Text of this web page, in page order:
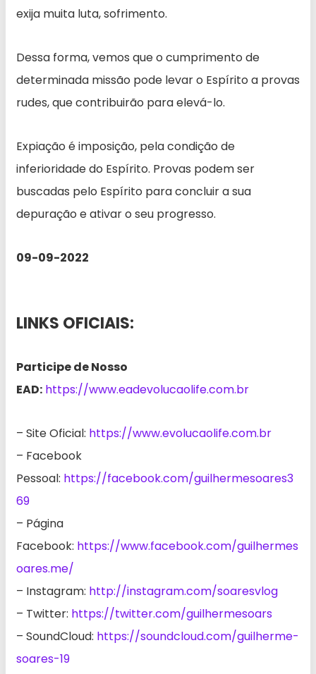
exija muita luta, sofrimento.
Dessa forma, vemos que o cumprimento de
determinada missão pode levar o Espírito a provas
rudes, que contribuirão para elevá-lo.
Expiação é imposição, pela condição de
inferioridade do Espírito. Provas podem ser
buscadas pelo Espírito para concluir a sua
depuração e ativar o seu progresso.
09-09-2022
LINKS OFICIAIS:
Participe de Nosso
EAD: https://www.eadevolucaolife.com.br
– Site Oficial: https://www.evolucaolife.com.br
– Facebook
Pessoal: https://facebook.com/guilhermesoares3
69
– Página
Facebook: https://www.facebook.com/guilhermes
oares.me/
– Instagram: http://instagram.com/soaresvlog
– Twitter: https://twitter.com/guilhermesoars
– SoundCloud: https://soundcloud.com/guilherme-
soares-19